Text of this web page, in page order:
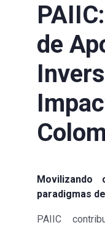
de
Movilizando
para digmas
PAIIC